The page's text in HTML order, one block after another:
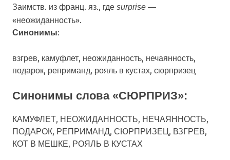
Заимств. из франц. яз., где surprise —
«неожиданность».
Синонимы:
взгрев, камуфлет, неожиданность, нечаянность,
подарок, реприманд, рояль в кустах, сюрпризец
Синонимы слова «СЮРПРИЗ»:
КАМУФЛЕТ, НЕОЖИДАННОСТЬ, НЕЧАЯННОСТЬ,
ПОДАРОК, РЕПРИМАНД, СЮРПРИЗЕЦ, ВЗГРЕВ,
КОТ В МЕШКЕ, РОЯЛЬ В КУСТАХ